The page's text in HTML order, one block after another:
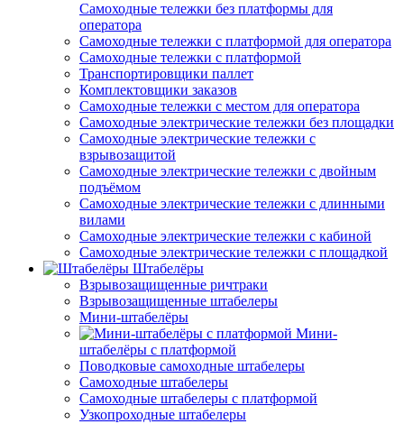
Самоходные тележки без платформы для
оператора
Самоходные тележки с платформой для оператора
Самоходные тележки с платформой
Транспортировщики паллет
Комплектовщики заказов
Самоходные тележки с местом для оператора
Самоходные электрические тележки без площадки
Самоходные электрические тележки с
взрывозащитой
Самоходные электрические тележки с двойным
подъёмом
Самоходные электрические тележки с длинными
вилами
Самоходные электрические тележки с кабиной
Самоходные электрические тележки с площадкой
Штабелёры
Взрывозащищенные ричтраки
Взрывозащищенные штабелеры
Мини-штабелёры
Мини-
штабелёры с платформой
Поводковые самоходные штабелеры
Самоходные штабелеры
Самоходные штабелеры с платформой
Узкопроходные штабелеры